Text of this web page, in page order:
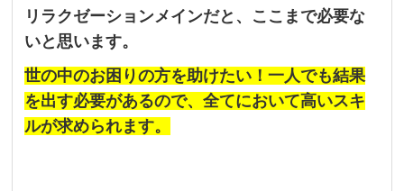
リラクゼーションメインだと、ここまで必要な
いと思います。
世の中のお困りの方を助けたい！一人でも結果
を出す必要があるので、全てにおいて高いスキ
ルが求められます。